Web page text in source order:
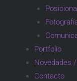
Portfolio
Novedades
Contacto